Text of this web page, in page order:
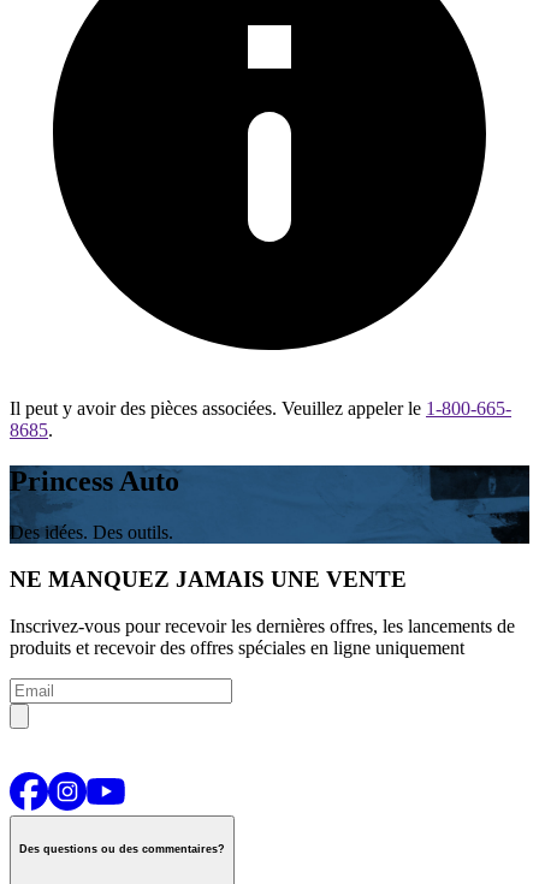
Il peut y avoir des pièces associées. Veuillez appeler le 1-800-665-
8685.
Princess Auto
Des idées. Des outils.
NE MANQUEZ JAMAIS UNE VENTE
Inscrivez-vous pour recevoir les dernières offres, les lancements de
produits et recevoir des offres spéciales en ligne uniquement
Des questions ou des commentaires?